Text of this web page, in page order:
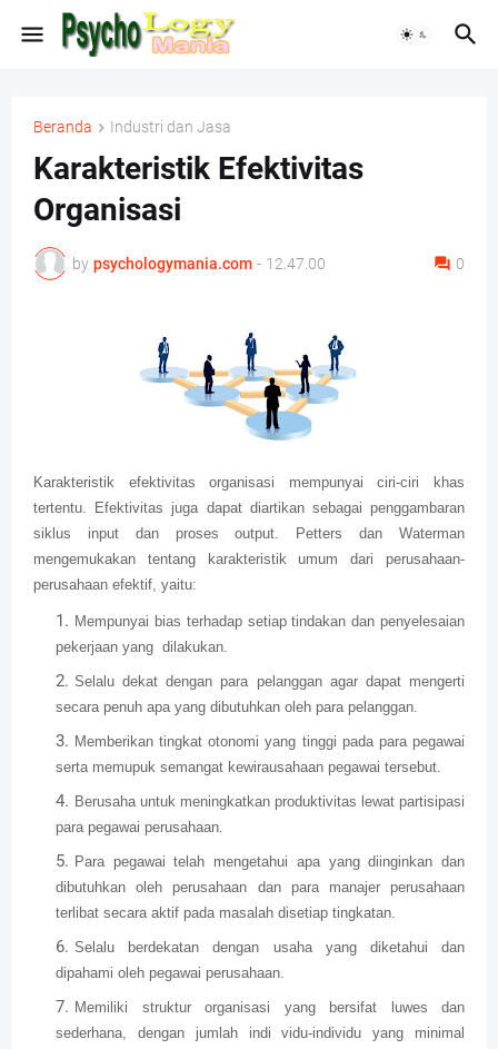
Beranda Industri dan Jasa
Karakteristik Efektivitas
Organisasi
by psychologymania.com - 12.47.00 0
Karakteristik efektivitas organisasi mempunyai ciri-ciri khas
tertentu. Efektivitas juga dapat diartikan sebagai penggambaran
siklus input dan proses output. Petters dan Waterman
mengemukakan tentang karakteristik umum dari perusahaan-
perusahaan efektif, yaitu:
Mempunyai bias terhadap setiap tindakan dan penyelesaian
pekerjaan yang dilakukan.
Selalu dekat dengan para pelanggan agar dapat mengerti
secara penuh apa yang dibutuhkan oleh para pelanggan.
Memberikan tingkat otonomi yang tinggi pada para pegawai
serta memupuk semangat kewirausahaan pegawai tersebut.
Berusaha untuk meningkatkan produktivitas lewat partisipasi
para pegawai perusahaan.
Para pegawai telah mengetahui apa yang diinginkan dan
dibutuhkan oleh perusahaan dan para manajer perusahaan
terlibat secara aktif pada masalah disetiap tingkatan.
Selalu berdekatan dengan usaha yang diketahui dan
dipahami oleh pegawai perusahaan.
Memiliki struktur organisasi yang bersifat luwes dan
sederhana, dengan jumlah indi vidu-individu yang minimal